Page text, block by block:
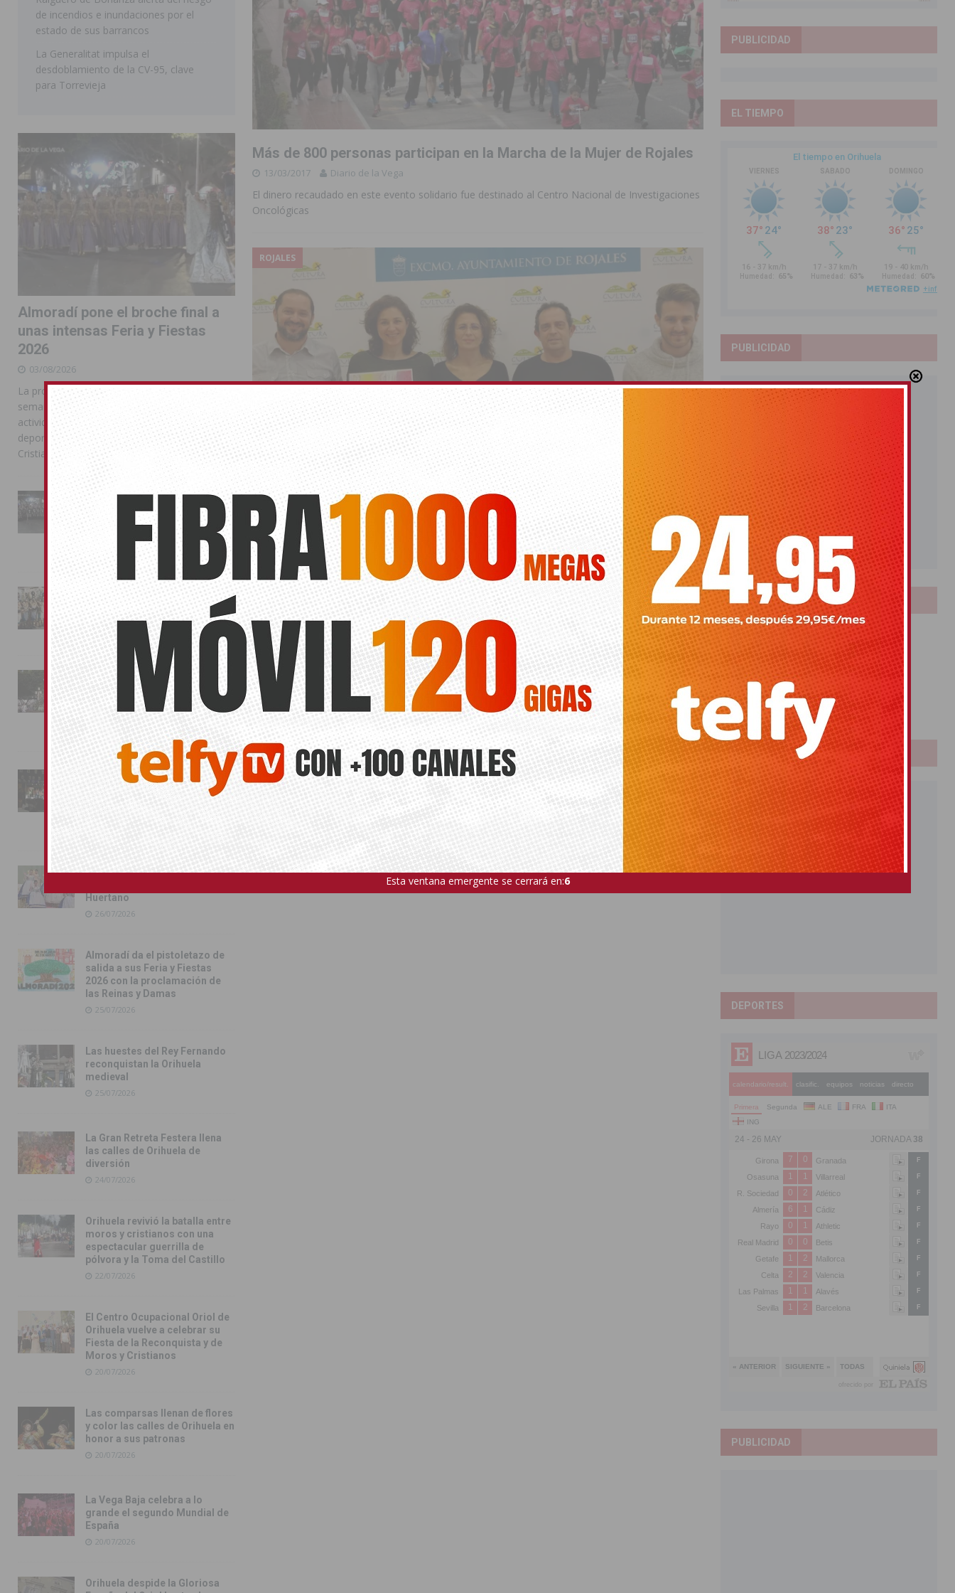
Más de 800 personas participan en la Marcha de la Mujer de Rojales
13/03/2017 Diario de la Vega
El dinero recaudado en este evento solidario fue destinado al Centro Nacional de Investigaciones
Oncológicas
ROJALES
Rojales celebra el domingo la IV Marcha Solidaria de la Mujer
08/03/2017 Diario de la Vega
En esta edición, a la que ya se han inscrito 600 personas, se homenajeará a la profesora del IES
Isabel Cañadas, y el dinero recaudado se destinará al CNIO El municipio de Rojales celebra el[…]
de incendios e inundaciones por el
estado de sus barrancos
La Generalitat impulsa el
desdoblamiento de la CV-95, clave
para Torrevieja
Almoradí pone el broche final a
unas intensas Feria y Fiestas
2026
03/08/2026
La programación reunió durante más de una
semana actos institucionales, conciertos,
actividades familiares, competiciones
deportivas y las celebraciones de Moros y
Cristianos
La Entrada Cristiana llena de
esplendor las calles de
Almoradí en una multitudinaria
jornada festera
02/08/2026
La magia de la Entrada Mora
conquista las calles de
Almoradí
01/08/2026
La fiesta se adueña de
Almoradí con la presentación
de los cargos festeros y la
toma del castillo
31/07/2026
Pilar de la Horadada
conmemora con emoción el
40º aniversario de su
independencia como municipio
31/07/2026
Almoradí presume de raíces
Huertano
26/07/2026
Almoradí da el pistoletazo de
salida a sus Feria y Fiestas
2026 con la proclamación de
las Reinas y Damas
25/07/2026
Las huestes del Rey Fernando
reconquistan la Orihuela
medieval
25/07/2026
La Gran Retreta Festera llena
las calles de Orihuela de
diversión
24/07/2026
Orihuela revivió la batalla entre
moros y cristianos con una
espectacular guerrilla de
pólvora y la Toma del Castillo
22/07/2026
El Centro Ocupacional Oriol de
Orihuela vuelve a celebrar su
Fiesta de la Reconquista y de
Moros y Cristianos
20/07/2026
Las comparsas llenan de flores
y color las calles de Orihuela en
honor a sus patronas
20/07/2026
La Vega Baja celebra a lo
grande el segundo Mundial de
España
20/07/2026
Orihuela despide la Gloriosa
PUBLICIDAD
EL TIEMPO
PUBLICIDAD
LOTERIAS
Bonoloto
Primitiva
El Gordo
Euromillones
Loteria
Once
PUBLICIDAD
DEPORTES
PUBLICIDAD
Esta ventana emergente se cerrará en:5